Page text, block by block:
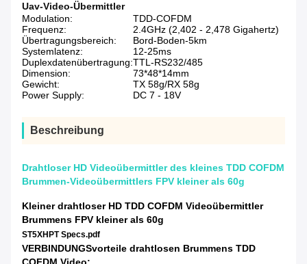
Uav-Video-Übermittler
Modulation:
TDD-COFDM
Frequenz:
2.4GHz (2,402 - 2,478 Gigahertz)
Übertragungsbereich:
Bord-Boden-5km
Systemlatenz:
12-25ms
Duplexdatenübertragung:TTL-RS232/485
Dimension:
73*48*14mm
Gewicht:
TX 58g/RX 58g
Power Supply:
DC 7 - 18V
Beschreibung
Drahtloser HD Videoübermittler des kleines TDD COFDM
Brummen-Videoübermittlers FPV kleiner als 60g
Kleiner drahtloser HD TDD COFDM Videoübermittler
Brummens FPV kleiner als 60g
ST5XHPT Specs.pdf
VERBINDUNGSvorteile drahtlosen Brummens TDD